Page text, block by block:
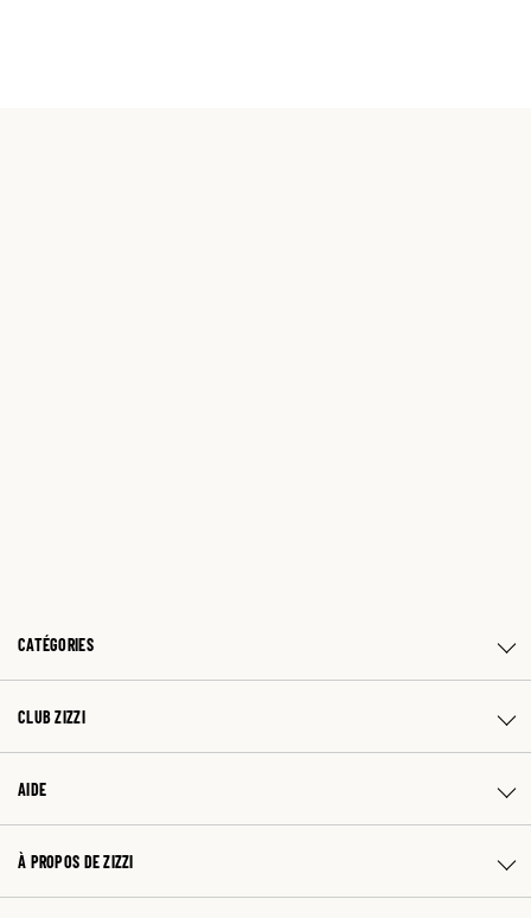
CATÉGORIES
CLUB ZIZZI
AIDE
À PROPOS DE ZIZZI